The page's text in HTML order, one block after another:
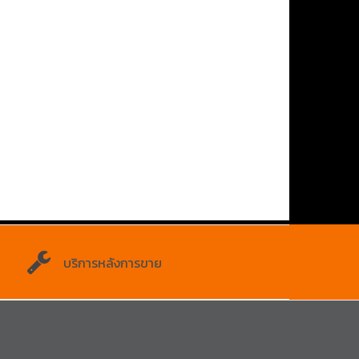
บริการหลังการขาย